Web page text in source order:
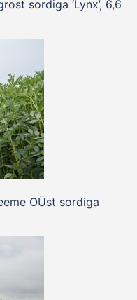
sordiga ‘Lynx’, 6,6
OÜst sordiga